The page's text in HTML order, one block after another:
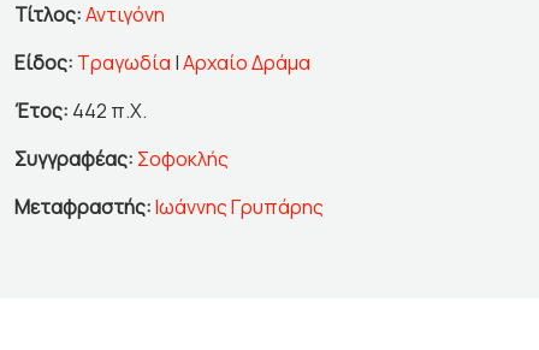
Τίτλος:Αντιγόνη
Είδος: Τραγωδία |Αρχαίο Δράμα
Έτος: 442 π.Χ.
Συγγραφέας: Σοφοκλής
Μεταφραστής:Ιωάννης Γρυπάρης